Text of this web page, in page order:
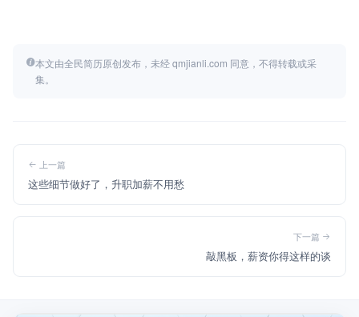
本文由全民简历原创发布，未经 qmjianli.com 同意，不得转载或采
集。
上一篇
这些细节做好了，升职加薪不用愁
下一篇
敲黑板，薪资你得这样的谈